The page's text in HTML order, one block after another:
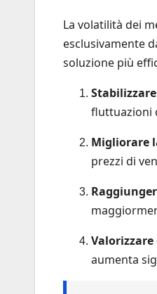
La volatilità dei
esclusivamente
soluzione più
fluttuazioni
Migliorare
prezzi di
aumenta